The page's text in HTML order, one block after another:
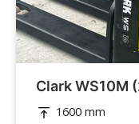
Clark WS10M
1600 mm